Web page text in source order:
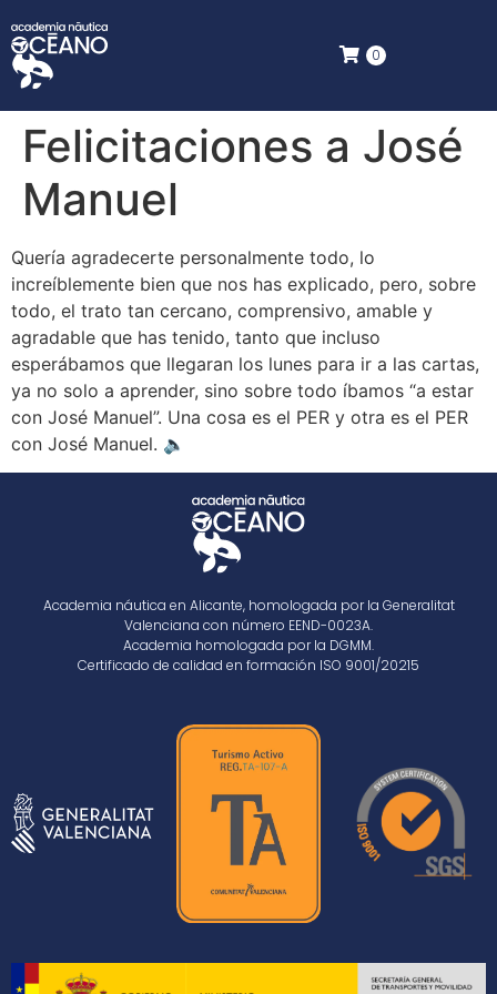
0
Felicitaciones a José
Manuel
Quería agradecerte personalmente todo, lo
increíblemente bien que nos has explicado, pero, sobre
todo, el trato tan cercano, comprensivo, amable y
agradable que has tenido, tanto que incluso
esperábamos que llegaran los lunes para ir a las cartas,
ya no solo a aprender, sino sobre todo íbamos “a estar
con José Manuel”. Una cosa es el PER y otra es el PER
con José Manuel. 🔈
Academia náutica en Alicante, homologada por la Generalitat
Valenciana con número EEND-0023A.
Academia homologada por la DGMM.
Certificado de calidad en formación ISO 9001/20215